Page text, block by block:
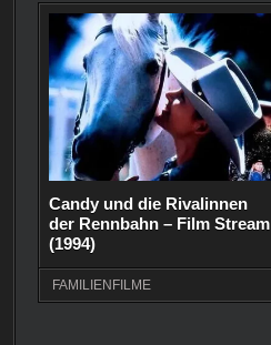
Candy und die Rivalinnen
der Rennbahn – Film Stream
(1994)
FAMILIENFILME